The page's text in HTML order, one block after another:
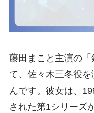
藤田まこと主演の
て、佐々木三冬役
んです。彼女は、
された第1シリーズ